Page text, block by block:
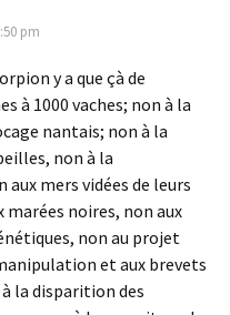
pm
y a que çà de
à 1000 vaches; non à la
nantais; non à la
non à la
mers vidées de leurs
marées noires, non aux
non au projet
et aux brevets
la disparition des